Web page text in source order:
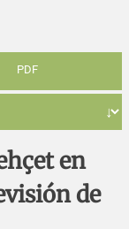
PDF
en
de